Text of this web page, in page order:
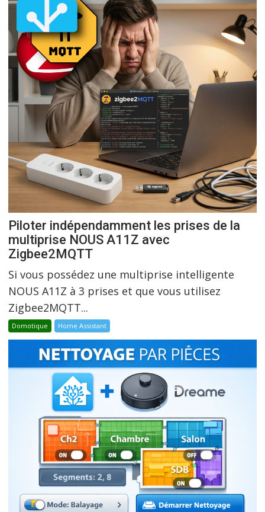
Piloter indépendamment les prises de la
multiprise NOUS A11Z avec
Zigbee2MQTT
Si vous possédez une multiprise intelligente
NOUS A11Z à 3 prises et que vous utilisez
Zigbee2MQTT...
Domotique Home Assistant